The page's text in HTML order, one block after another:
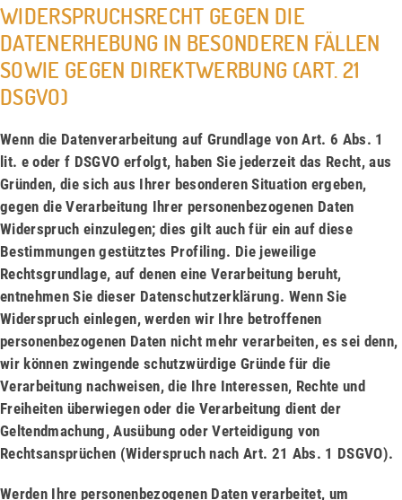
WIDERSPRUCHSRECHT GEGEN DIE
DATENERHEBUNG IN BESONDEREN FÄLLEN
SOWIE GEGEN DIREKTWERBUNG (ART. 21
DSGVO)
Wenn die Datenverarbeitung auf Grundlage von Art. 6 Abs. 1
lit. e oder f DSGVO erfolgt, haben Sie jederzeit das Recht, aus
Gründen, die sich aus Ihrer besonderen Situation ergeben,
gegen die Verarbeitung Ihrer personenbezogenen Daten
Widerspruch einzulegen; dies gilt auch für ein auf diese
Bestimmungen gestütztes Profiling. Die jeweilige
Rechtsgrundlage, auf denen eine Verarbeitung beruht,
entnehmen Sie dieser Datenschutzerklärung. Wenn Sie
Widerspruch einlegen, werden wir Ihre betroffenen
personenbezogenen Daten nicht mehr verarbeiten, es sei denn,
wir können zwingende schutzwürdige Gründe für die
Verarbeitung nachweisen, die Ihre Interessen, Rechte und
Freiheiten überwiegen oder die Verarbeitung dient der
Geltendmachung, Ausübung oder Verteidigung von
Rechtsansprüchen (Widerspruch nach Art. 21 Abs. 1 DSGVO).
Werden Ihre personenbezogenen Daten verarbeitet, um